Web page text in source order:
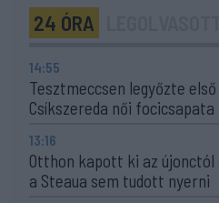
24 ÓRA
14:55
Tesztmeccsen legyőzte
Csíkszereda női focicsapata
13:16
Otthon kapott ki az újonctól
a Steaua sem tudott nyerni